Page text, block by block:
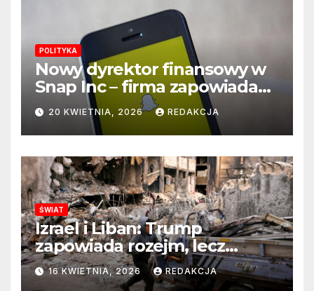
POLITYKA
Nowy dyrektor finansowy w
Snap Inc – firma zapowiada
zmianę na kluczowym
stanowisku
20 KWIETNIA, 2026 REDAKCJA
ŚWIAT
Izrael i Liban: Trump
zapowiada rozejm, lecz
perspektywa zakończenia
wojny wciąż odległa
16 KWIETNIA, 2026 REDAKCJA